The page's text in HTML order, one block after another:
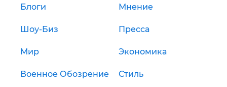
Блоги Мнение
Шоу-Биз Пресса
Мир Экономика
Военное Обозрение Стиль